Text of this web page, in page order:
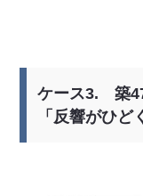
ケース3. 築
「反響がひど